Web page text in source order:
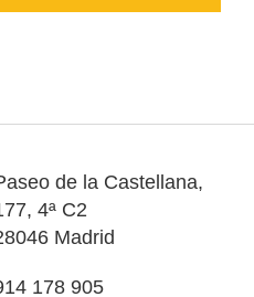
de la Castellana,
4ª C2
Madrid
178 905